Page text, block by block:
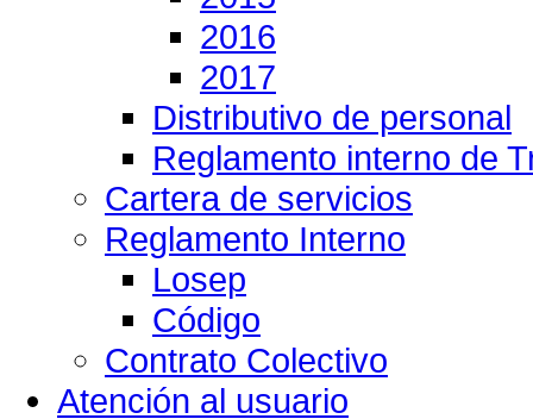
2016
2017
Distributivo de personal
Reglamento interno de
Cartera de servicios
Reglamento Interno
Losep
Código
Contrato Colectivo
Atención al usuario